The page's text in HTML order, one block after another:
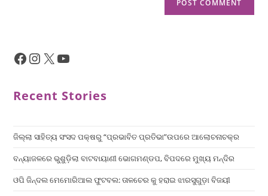
Recent Stories
ଜିଲ୍ଲା ସାହିତ୍ୟ ସଂସଦ ପକ୍ଷରୁ “ପ୍ରଭାବିତ ପ୍ରତିଭା”ଉପରେ ଆଲୋଚନାଚକ୍ର
ବନ୍ୟାଜଳରେ ଭୁଶୁଡ଼ିଲା ବାଟବାୟାଣୀ ଭୋଗମଣ୍ଡପ, ବିପଦରେ ମୁଖ୍ୟ ମନ୍ଦିର
ଓପି ଜିନ୍ଦଲ ମେମୋରିଆଲ ଫୁଟବଲ: ତାଳଚେର କୁ ହରାଇ ଝାରସୁଗୁଡ଼ା ବିଜୟୀ